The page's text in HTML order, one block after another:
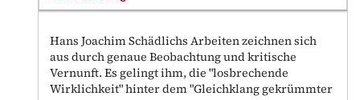
Hans Joachim Schädlichs Arbeiten zeichnen sich
aus durch genaue Beobachtung und kritische
Vernunft. Es gelingt ihm, die "losbrechende
Wirklichkeit" hinter dem "Gleichklang gekrümmter